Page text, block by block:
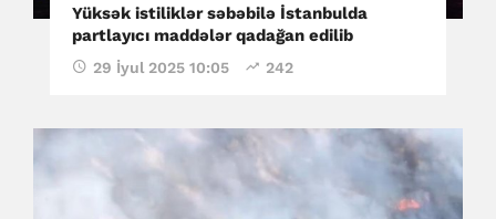
Yüksək istiliklər səbəbilə İstanbulda
partlayıcı maddələr qadağan edilib
29 İyul 2025 10:05 242